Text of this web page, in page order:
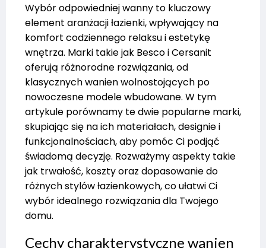
Wybór odpowiedniej wanny to kluczowy
element aranżacji łazienki, wpływający na
komfort codziennego relaksu i estetykę
wnętrza. Marki takie jak Besco i Cersanit
oferują różnorodne rozwiązania, od
klasycznych wanien wolnostojących po
nowoczesne modele wbudowane. W tym
artykule porównamy te dwie popularne marki,
skupiając się na ich materiałach, designie i
funkcjonalnościach, aby pomóc Ci podjąć
świadomą decyzję. Rozważymy aspekty takie
jak trwałość, koszty oraz dopasowanie do
różnych stylów łazienkowych, co ułatwi Ci
wybór idealnego rozwiązania dla Twojego
domu.
Cechy charakterystyczne wanien